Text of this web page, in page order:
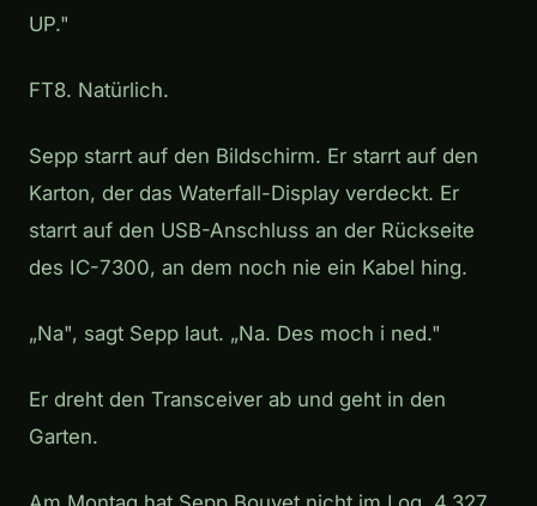
UP."
FT8. Natürlich.
Sepp starrt auf den Bildschirm. Er starrt auf den
Karton, der das Waterfall-Display verdeckt. Er
starrt auf den USB-Anschluss an der Rückseite
des IC-7300, an dem noch nie ein Kabel hing.
„Na", sagt Sepp laut. „Na. Des moch i ned."
Er dreht den Transceiver ab und geht in den
Garten.